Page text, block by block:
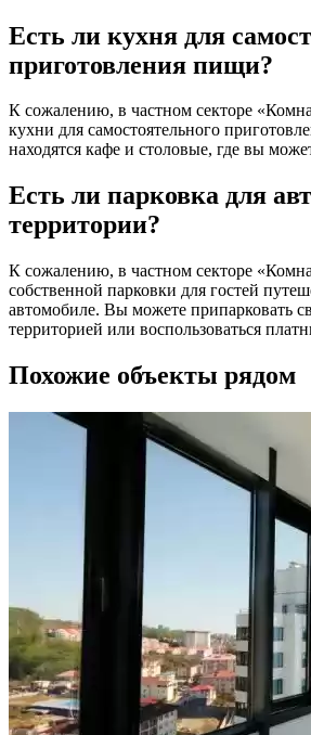
Есть ли кухня для
приготовления пищи?
К сожалению, в частном секторе
кухни для самостоятельного
находятся кафе и столовые, где вы
Есть ли парковка для
территории?
К сожалению, в частном секторе
собственной парковки для гостей
автомобиле. Вы можете припарковать
территорией или воспользоваться
Похожие объекты рядом